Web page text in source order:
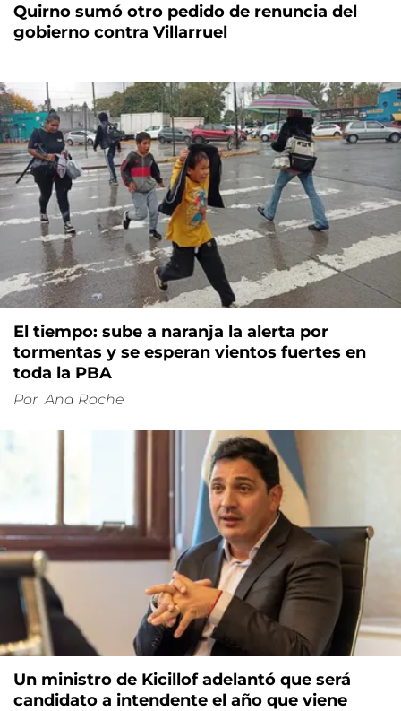
Quirno sumó otro pedido de renuncia del
gobierno contra Villarruel
El tiempo: sube a naranja la alerta por
tormentas y se esperan vientos fuertes en
toda la PBA
Por Ana Roche
Un ministro de Kicillof adelantó que será
candidato a intendente el año que viene